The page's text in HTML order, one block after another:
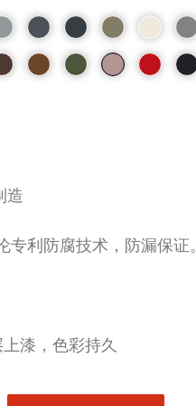
造
专利防腐技术，防漏保证。
漆，色彩持久